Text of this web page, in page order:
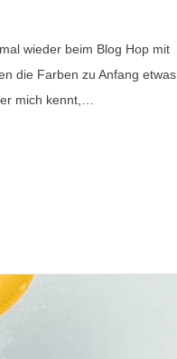
wieder beim Blog Hop mit
die Farben zu Anfang etwas
mich kennt,…